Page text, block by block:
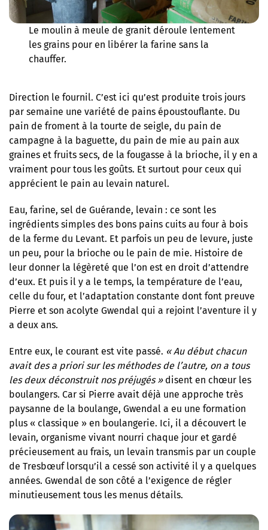
Le moulin à meule de granit déroule lentement
les grains pour en libérer la farine sans la
chauffer.
Direction le fournil. C’est ici qu’est produite trois jours
par semaine une variété de pains époustouflante. Du
pain de froment à la tourte de seigle, du pain de
campagne à la baguette, du pain de mie au pain aux
graines et fruits secs, de la fougasse à la brioche, il y en a
vraiment pour tous les goûts. Et surtout pour ceux qui
apprécient le pain au levain naturel.
Eau, farine, sel de Guérande, levain : ce sont les
ingrédients simples des bons pains cuits au four à bois
de la ferme du Levant. Et parfois un peu de levure, juste
un peu, pour la brioche ou le pain de mie. Histoire de
leur donner la légèreté que l’on est en droit d’attendre
d’eux. Et puis il y a le temps, la température de l’eau,
celle du four, et l’adaptation constante dont font preuve
Pierre et son acolyte Gwendal qui a rejoint l’aventure il y
a deux ans.
Entre eux, le courant est vite passé. « Au début chacun
avait des a priori sur les méthodes de l’autre, on a tous
les deux déconstruit nos préjugés » disent en chœur les
boulangers. Car si Pierre avait déjà une approche très
paysanne de la boulange, Gwendal a eu une formation
plus « classique » en boulangerie. Ici, il a découvert le
levain, organisme vivant nourri chaque jour et gardé
précieusement au frais, un levain transmis par un couple
de Tresbœuf lorsqu’il a cessé son activité il y a quelques
années. Gwendal de son côté a l’exigence de régler
minutieusement tous les menus détails.